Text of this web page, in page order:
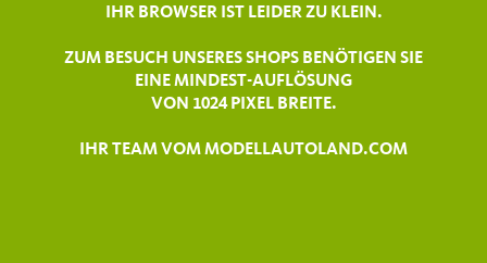
IHR BROWSER IST LEIDER ZU KLEIN.
ZUM BESUCH UNSERES SHOPS BENÖTIGEN SIE
EINE MINDEST-AUFLÖSUNG
VON 1024 PIXEL BREITE.
IHR TEAM VOM MODELLAUTOLAND.COM